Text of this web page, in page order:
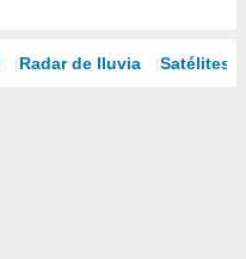
Radar de lluvia Satélites